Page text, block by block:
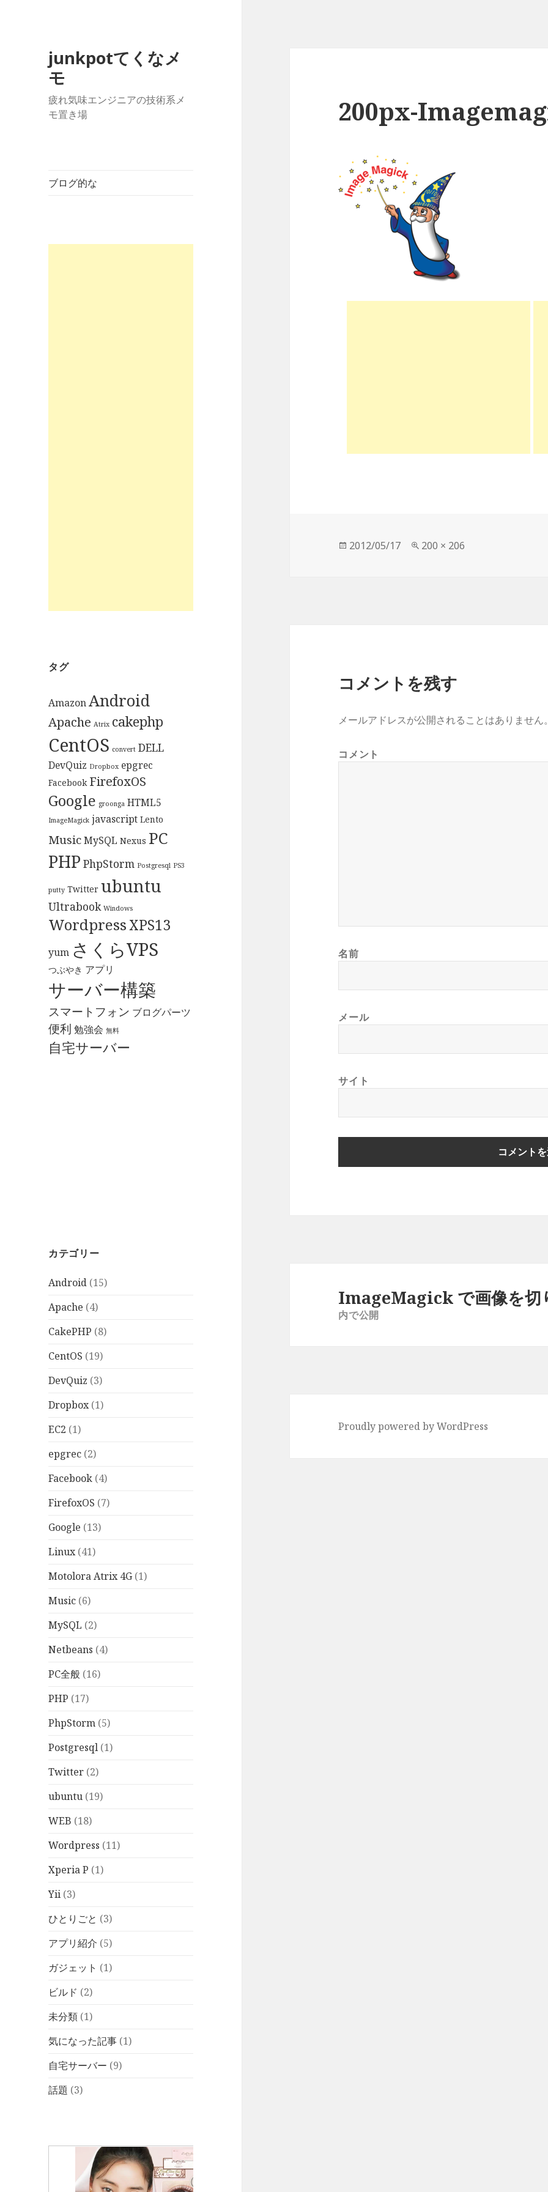
junkpotてくなメ
モ
疲れ気味エンジニアの技術系メ
モ置き場
ブログ的な
タグ
AmazonAndroid
Apache Atrix cakephp
CentOS convert DELL
DevQuiz Dropbox epgrec
Facebook FirefoxOS
Google groonga HTML5
ImageMagick javascript Lento
MusicMySQL Nexus PC
PHP PhpStorm Postgresql PS3
putty Twitter ubuntu
Ultrabook Windows
WordpressXPS13
yum さくらVPS
つぶやき アプリ
サーバー構築
スマートフォン ブログパーツ
便利 勉強会 無料
自宅サーバー
カテゴリー
Android (15)
Apache (4)
CakePHP (8)
CentOS (19)
DevQuiz (3)
Dropbox(1)
EC2 (1)
epgrec (2)
Facebook (4)
FirefoxOS (7)
Google (13)
Linux(41)
Motolora Atrix 4G (1)
Music (6)
MySQL (2)
Netbeans (4)
PC全般 (16)
PHP (17)
PhpStorm (5)
Postgresql (1)
Twitter (2)
ubuntu (19)
WEB (18)
Wordpress (11)
Xperia P (1)
Yii (3)
ひとりごと (3)
アプリ紹介 (5)
ガジェット (1)
ビルド (2)
未分類 (1)
気になった記事 (1)
自宅サーバー (9)
話題 (3)
200px-
投
2012/05/17
フ
200 × 206
コメントを残す
メールアドレスが公開されることはありません
コメント
名前
メール
サイト
ImageMagick で画像を切
内で公開
Proudly powered by WordPress